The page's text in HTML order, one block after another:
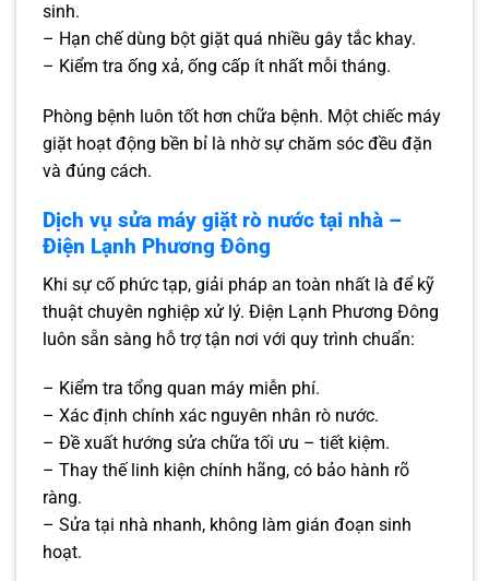
sinh.
– Hạn chế dùng bột giặt quá nhiều gây tắc khay.
– Kiểm tra ống xả, ống cấp ít nhất mỗi tháng.
Phòng bệnh luôn tốt hơn chữa bệnh. Một chiếc máy
giặt hoạt động bền bỉ là nhờ sự chăm sóc đều đặn
và đúng cách.
Dịch vụ sửa máy giặt rò nước tại nhà –
Điện Lạnh Phương Đông
Khi sự cố phức tạp, giải pháp an toàn nhất là để kỹ
thuật chuyên nghiệp xử lý. Điện Lạnh Phương Đông
luôn sẵn sàng hỗ trợ tận nơi với quy trình chuẩn:
– Kiểm tra tổng quan máy miễn phí.
– Xác định chính xác nguyên nhân rò nước.
– Đề xuất hướng sửa chữa tối ưu – tiết kiệm.
– Thay thế linh kiện chính hãng, có bảo hành rõ
ràng.
– Sửa tại nhà nhanh, không làm gián đoạn sinh
hoạt.